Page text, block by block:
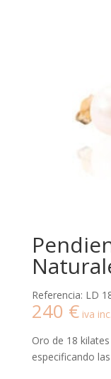
Referencia: LD
240 € iva inc.
Oro de 18
especificando